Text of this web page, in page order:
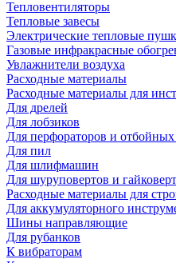
Тепловентиляторы
Тепловые завесы
Электрические тепловые
Газовые инфракрасные
Увлажнители воздуха
Расходные материалы
Расходные материалы для
Для дрелей
Для лобзиков
Для перфораторов и отбойных
Для пил
Для шлифмашин
Для шуруповертов и
Расходные материалы для
Для аккумуляторного
Шины направляющие
Для рубанков
К вибраторам